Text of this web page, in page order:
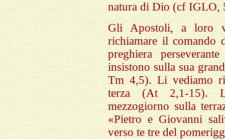
natura di Dio (cf IGLO,
Gli Apostoli, a loro
richiamare il comando
preghiera
insistono sulla sua
Tm 4,5). Li vediamo
terza (At 2,1-15).
mezzogiorno sulla
«Pietro e Giovanni
verso te tre del